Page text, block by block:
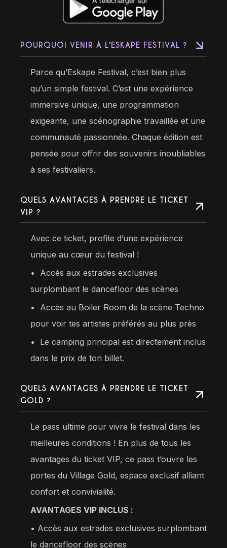
POURQUOI VENIR À L'ESKAPE FESTIVAL ?
Parce qu’Eskape Festival, c’est bien plus
qu’un simple festival. C’est une expérience
immersive unique, une programmation
exigeante, une scénographie travaillée et une
communauté passionnée. Chaque édition est
pensée pour offrir des souvenirs inoubliables
à ses festivaliers.
QUELS AVANTAGES À PRENDRE LE TICKET
VIP ?
Avec ce ticket, profite d’une expérience
unique au cœur du festival !
• Accès aux estrades exclusives
surplombant le dancefloor des scènes
•⁠ ⁠Accès au Boiler Room de la scène Techno
pour voir tes artistes préférés au plus près
•⁠
Le camping principal est directement inclus
dans le prix de ton billet.
QUELS AVANTAGES À PRENDRE LE TICKET
GOLD ?
Le pass ultime pour vivre le festival dans les
meilleures conditions ! En plus de tous les
avantages du ticket VIP, ce pass t’ouvre les
portes du Village Gold, espace exclusif alliant
confort et convivialité.
AVANTAGES VIP INCLUS :
• Accès aux estrades exclusives surplombant
le dancefloor des scènes